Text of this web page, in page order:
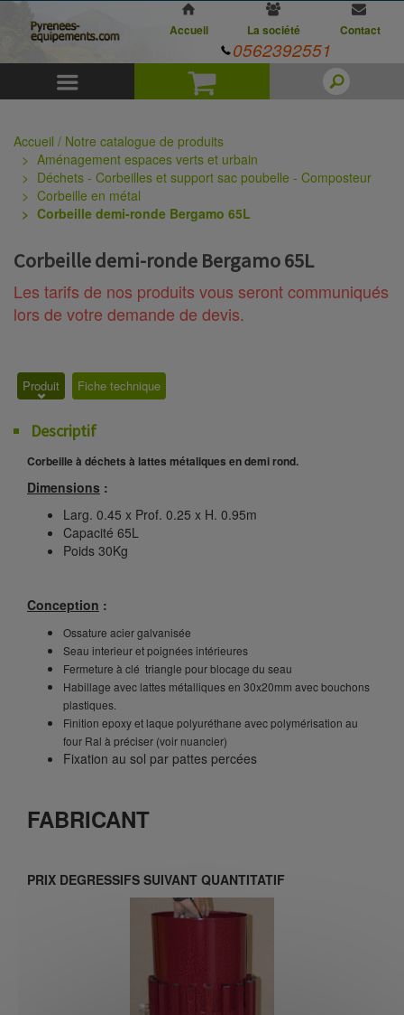
Panier
Accueil La société Contact
0562392551
Accueil / Notre catalogue de produits
Aménagement espaces verts et urbain
Déchets - Corbeilles et support sac poubelle - Composteur
Corbeille en métal
Corbeille demi-ronde Bergamo 65L
Corbeille demi-ronde Bergamo 65L
Les tarifs de nos produits vous seront communiqués
lors de votre demande de devis.
Produit Fiche technique
Descriptif
Corbeille à déchets à lattes métaliques en demi rond.
Dimensions :
Larg. 0.45 x Prof. 0.25 x H. 0.95m
Capacité 65L
Poids 30Kg
Conception :
Ossature acier galvanisée
Seau interieur et poignées intérieures
Fermeture à clé triangle pour blocage du seau
Habillage avec lattes métalliques en 30x20mm avec bouchons
plastiques.
Finition epoxy et laque polyuréthane avec polymérisation au
four Ral à préciser (voir nuancier)
Fixation au sol par pattes percées
FABRICANT
PRIX DEGRESSIFS SUIVANT QUANTITATIF